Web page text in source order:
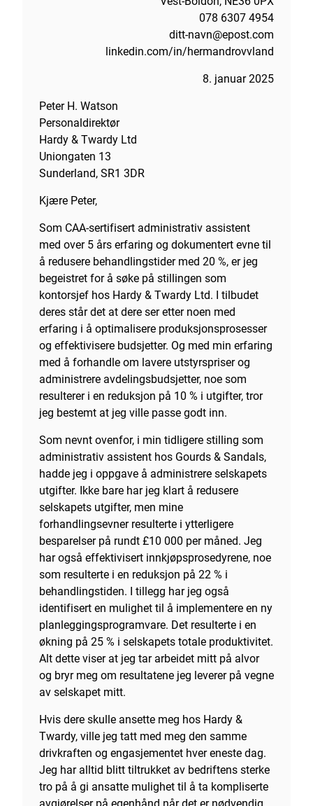
078 6307 4954
ditt-navn@epost.com
linkedin.com/in/hermandrovvland
8. januar 2025
Peter H. Watson
Personaldirektør
Hardy & Twardy Ltd
Uniongaten 13
Sunderland, SR1 3DR
Kjære Peter,
Som CAA-sertifisert administrativ assistent
med over 5 års erfaring og dokumentert evne til
å redusere behandlingstider med 20 %, er jeg
begeistret for å søke på stillingen som
kontorsjef hos Hardy & Twardy Ltd. I tilbudet
deres står det at dere ser etter noen med
erfaring i å optimalisere produksjonsprosesser
og effektivisere budsjetter. Og med min erfaring
med å forhandle om lavere utstyrspriser og
administrere avdelingsbudsjetter, noe som
resulterer i en reduksjon på 10 % i utgifter, tror
jeg bestemt at jeg ville passe godt inn.
Som nevnt ovenfor, i min tidligere stilling som
administrativ assistent hos Gourds & Sandals,
hadde jeg i oppgave å administrere selskapets
utgifter. Ikke bare har jeg klart å redusere
selskapets utgifter, men mine
forhandlingsevner resulterte i ytterligere
besparelser på rundt £10 000 per måned. Jeg
har også effektivisert innkjøpsprosedyrene, noe
som resulterte i en reduksjon på 22 % i
behandlingstiden. I tillegg har jeg også
identifisert en mulighet til å implementere en ny
planleggingsprogramvare. Det resulterte i en
økning på 25 % i selskapets totale produktivitet.
Alt dette viser at jeg tar arbeidet mitt på alvor
og bryr meg om resultatene jeg leverer på vegne
av selskapet mitt.
Hvis dere skulle ansette meg hos Hardy &
Twardy, ville jeg tatt med meg den samme
drivkraften og engasjementet hver eneste dag.
Jeg har alltid blitt tiltrukket av bedriftens sterke
tro på å gi ansatte mulighet til å ta kompliserte